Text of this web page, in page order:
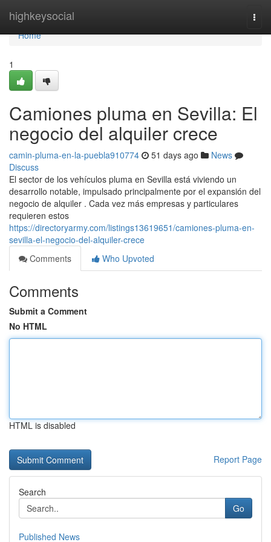
highkeysocial
Home
Home
1
Camiones pluma en Sevilla: El
negocio del alquiler crece
camin-pluma-en-la-puebla910774 51 days ago
News
Discuss
El sector de los vehículos pluma en Sevilla está viviendo un
desarrollo notable, impulsado principalmente por el expansión del
negocio de alquiler . Cada vez más empresas y particulares
requieren estos
https://directoryarmy.com/listings13619651/camiones-pluma-en-
sevilla-el-negocio-del-alquiler-crece
Comments
Who Upvoted
Comments
Submit a Comment
No HTML
HTML is disabled
Report Page
Search
Go
Published News